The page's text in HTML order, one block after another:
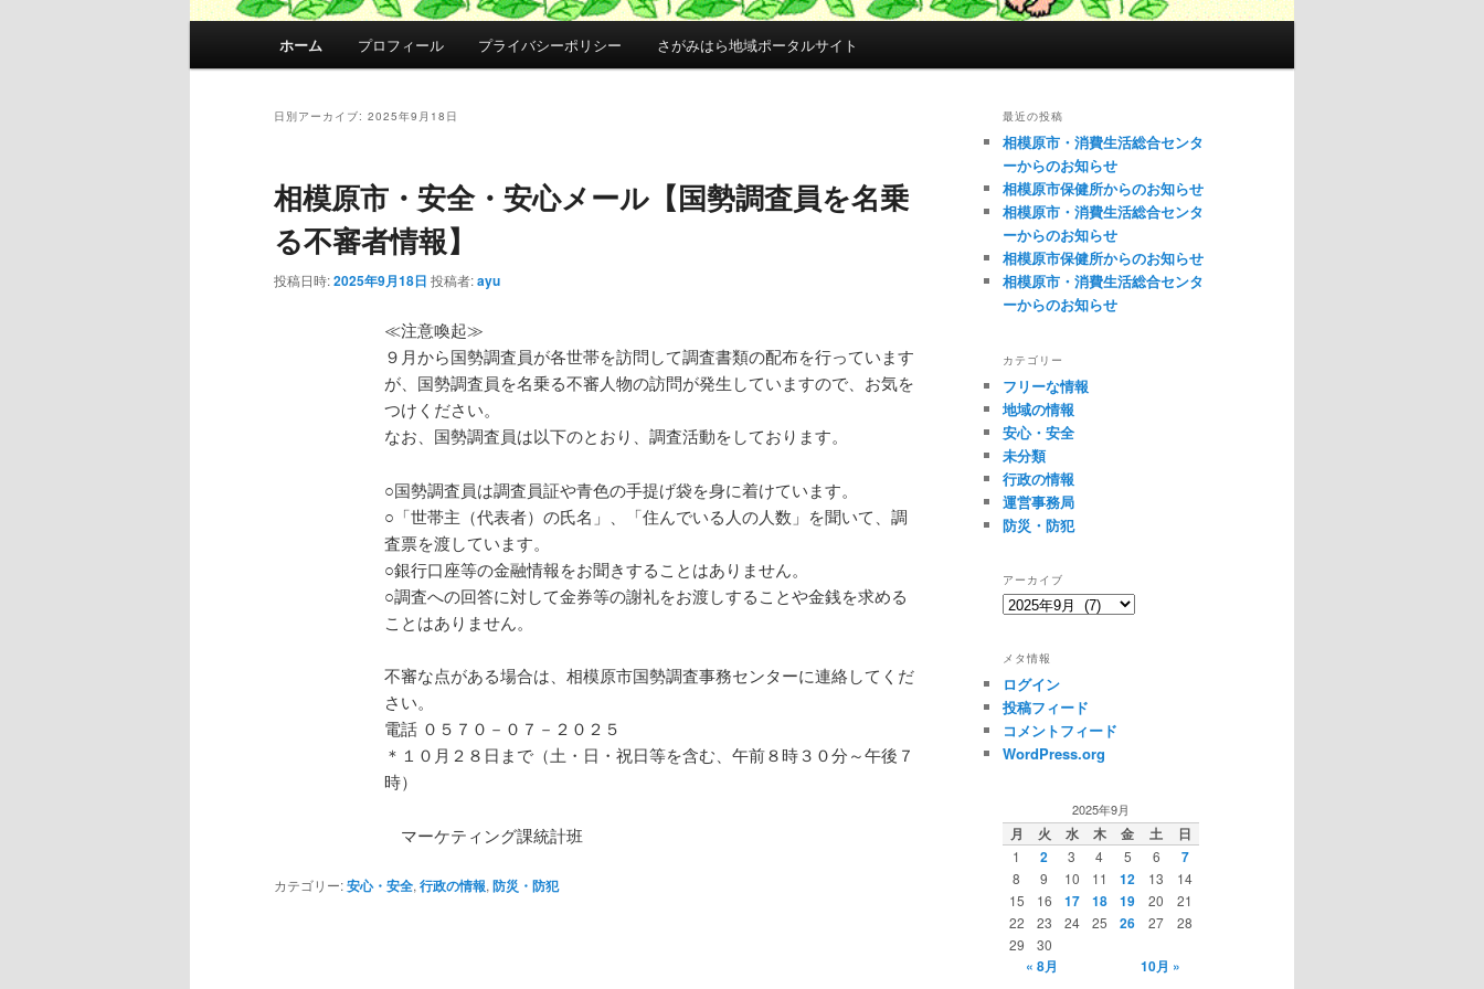
ホーム プロフィール プライバシーポリシー さがみはら地域ポータルサイト
日別アーカイブ: 2025年9月18日
相模原市・安全・安心メール【国勢調査員を名乗
る不審者情報】
投稿日時:2025年9月18日 投稿者:ayu
≪注意喚起≫
９月から国勢調査員が各世帯を訪問して調査書類の配布を行っています
が、国勢調査員を名乗る不審人物の訪問が発生していますので、お気を
つけください。
なお、国勢調査員は以下のとおり、調査活動をしております。
○国勢調査員は調査員証や青色の手提げ袋を身に着けています。
○「世帯主（代表者）の氏名」、「住んでいる人の人数」を聞いて、調
査票を渡しています。
○銀行口座等の金融情報をお聞きすることはありません。
○調査への回答に対して金券等の謝礼をお渡しすることや金銭を求める
ことはありません。
不審な点がある場合は、相模原市国勢調査事務センターに連絡してくだ
さい。
電話 ０５７０－０７－２０２５
＊１０月２８日まで（土・日・祝日等を含む、午前８時３０分～午後７
時）
マーケティング課統計班
カテゴリー:安心・安全, 行政の情報, 防災・防犯
最近の投稿
相模原市・消費生活総合センタ
ーからのお知らせ
相模原市保健所からのお知らせ
相模原市・消費生活総合センタ
ーからのお知らせ
相模原市保健所からのお知らせ
相模原市・消費生活総合センタ
ーからのお知らせ
カテゴリー
フリーな情報
地域の情報
安心・安全
未分類
行政の情報
運営事務局
防災・防犯
アーカイブ
ア
イ
ブ
メタ情報
ログイン
投稿フィード
コメントフィード
WordPress.org
2025年9月
月 火 水 木 金 土 日
1 2 3 4 5 6 7
8 9 10 11 12 13
14
15
16 17 18 19 20
21
22
23 24 25 26 27
28
29
30
« 8月 10月 »